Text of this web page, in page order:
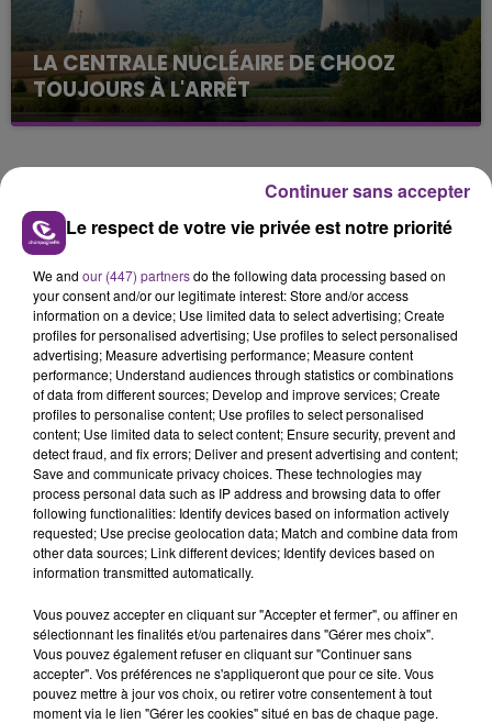
LA CENTRALE NUCLÉAIRE DE CHOOZ
TOUJOURS À L'ARRÊT
Cela fait déjà une semaine que la centrale
justifiée par la sécheresse intense qui est toujours
15h00
15h00
JENNIFER LOPEZ & DAVID GUETTA
Save Me Tonight
MICHAEL JACKSON
They Don't Care About Us
14h53
14h53 14h50
14h50
Le respect de votre vie privée est notre priorité
We and our (447) partnersdo the following data processing based on
your consent and/or our legitimate interest: Store and/or access
information on a device; Use limited data to select advertising; Create
profiles for personalised advertising; Use profiles to select personalised
advertising; Measure advertising performance; Measure content
performance; Understand audiences through statistics or combinations
of data from different sources; Develop and improve services; Create
profiles to personalise content; Use profiles to select personalised
content; Use limited data to select content; Ensure security, prevent and
detect fraud, and fix errors; Deliver and present advertising and content;
Save and communicate privacy choices. These technologies may
process personal data such as IP address and browsing data to offer
following functionalities: Identify devices based on information actively
requested; Use precise geolocation data; Match and combine data from
other data sources; Link different devices; Identify devices based on
information transmitted automatically.
Vous pouvez accepter en cliquant sur "Accepter et fermer", ou affiner en
sélectionnant les finalités et/ou partenaires dans "Gérer mes choix".
Vous pouvez également refuser en cliquant sur "Continuer sans
accepter". Vos préférences ne s'appliqueront que pour ce site. Vous
pouvez mettre à jour vos choix, ou retirer votre consentement à tout
moment via le lien "Gérer les cookies" situé en bas de chaque page.
Continuer sans accepter